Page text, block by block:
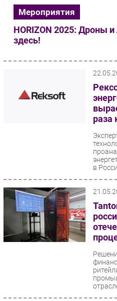
Мероприятия
HORIZON 2025: Дроны
здесь!
раза
в